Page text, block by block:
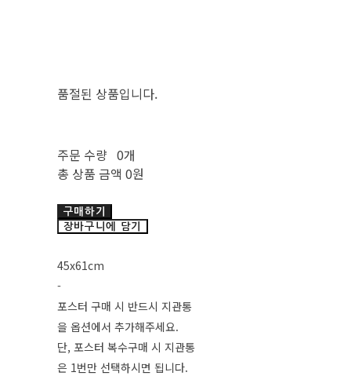
품절된 상품입니다.
주문 수량 0개
총 상품 금액 0원
구매하기
장바구니에 담기
45x61cm
-
포스터 구매 시 반드시 지관통
을 옵션에서 추가해주세요.
단, 포스터 복수구매 시 지관통
은 1번만 선택하시면 됩니다.